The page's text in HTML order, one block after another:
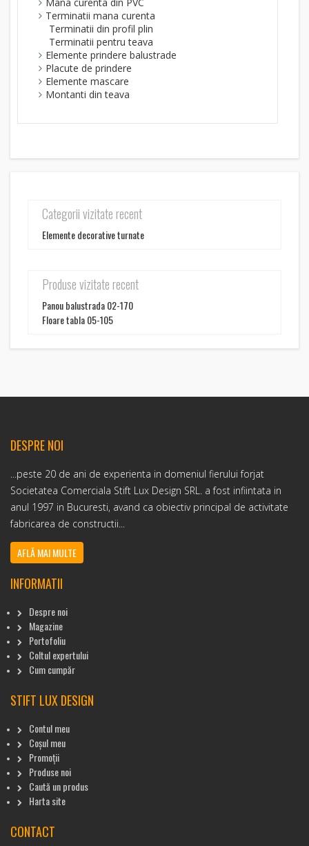
Terminatii mana curenta
Terminatii din profil plin
Terminatii pentru teava
Elemente prindere balustrade
Placute de prindere
Elemente mascare
Montanti din teava
Categorii vizitate recent
Elemente decorative turnate
Produse vizitate recent
Panou balustrada 02-170
Floare tabla 05-105
DESPRE NOI
...peste 20 de ani de experienta in domeniul fierului forjat
Societatea Comerciala Stift Lux Design SRL. a fost infiintata in
anul 1997 in Bucuresti, avand ca obiectiv principal de activitate
fabricarea de constructii...
AFLĂ MAI MULTE
INFORMATII
Despre noi
Magazine
Portofoliu
Coltul expertului
Cum cumpăr
STIFT LUX DESIGN
Contul meu
Coșul meu
Promoții
Produse noi
Caută un produs
Harta site
CONTACT